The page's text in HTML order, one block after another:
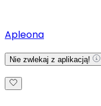
Apleona
Nie zwlekaj z aplikacją!